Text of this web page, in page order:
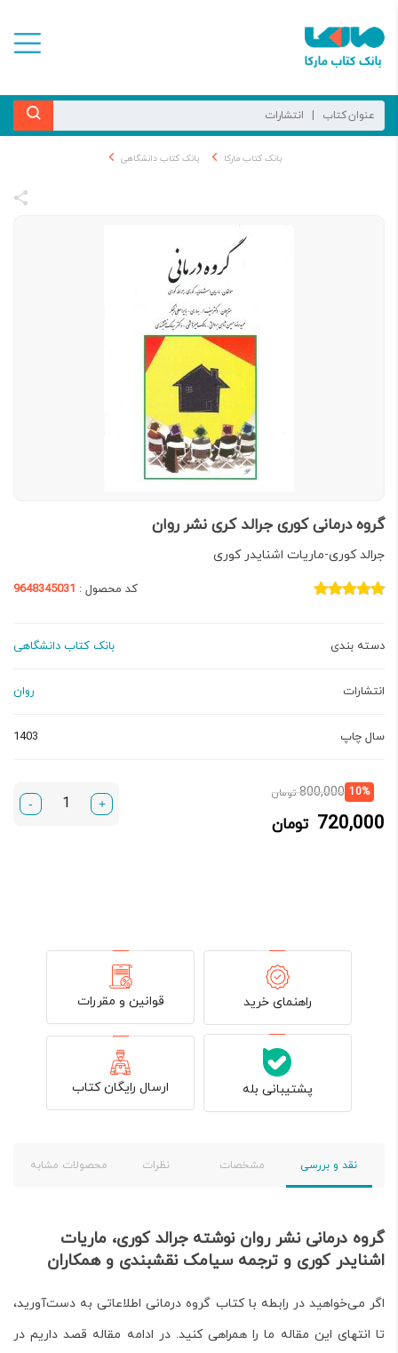
بانک کتاب مارکا بانک کتاب دانشگاهی
گروه درمانی کوری جرالد كری نشر روان
جرالد کوری-ماریات اشنایدر کوری
کد محصول : 9648345031
دسته بندی بانک کتاب دانشگاهی
انتشارات روان
سال چاپ 1403
10%
800,000 تومانقیمت
720,000 تومان
قیمت
720,000 تومان.
+
-
راهنمای خرید قوانین و مقررات
پشتیبانی بله ارسال رایگان کتاب
نقد و بررسی مشخصات نظرات محصولات مشابه
گروه درمانی نشر روان نوشته جرالد کوری، ماریات
اشنایدر کوری و ترجمه سیامک نقشبندی و همکاران
اگر می‌خواهید در رابطه با کتاب گروه درمانیاطلاعاتی به دست‌آورید،
تا انتهای این مقاله ما را همراهی کنید. در ادامه مقاله قصد داریم در